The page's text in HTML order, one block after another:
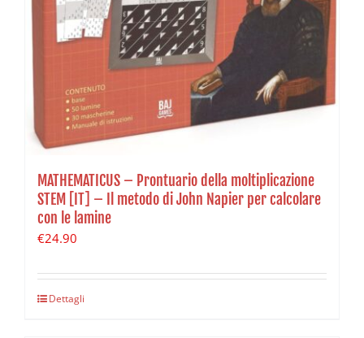
MATHEMATICUS – Prontuario della moltiplicazione
STEM [IT] – Il metodo di John Napier per calcolare
con le lamine
€24.90
Dettagli